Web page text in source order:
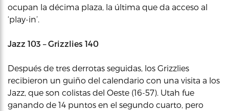
ocupan la décima plaza, la última que da acceso al
‘play-in’.
Jazz 103 – Grizzlies 140
Después de tres derrotas seguidas, los Grizzlies
recibieron un guiño del calendario con una visita a los
Jazz, que son colistas del Oeste (16-57). Utah fue
ganando de 14 puntos en el segundo cuarto, pero